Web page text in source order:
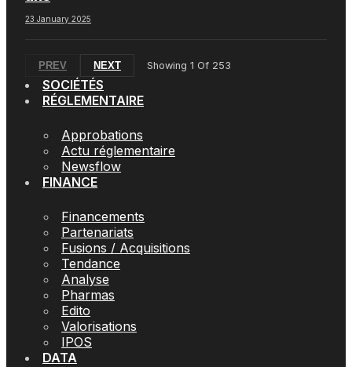
23 January 2025
PREV NEXT Showing 1 Of 253
SOCIÉTÉS
RÉGLEMENTAIRE
Approbations
Actu réglementaire
Newsflow
FINANCE
Financements
Partenariats
Fusions / Acquisitions
Tendance
Analyse
Pharmas
Edito
Valorisations
IPOS
DATA